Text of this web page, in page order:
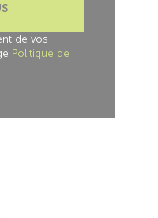
de vos
Politique de